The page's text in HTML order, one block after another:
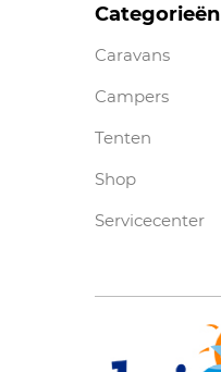
Categorieën
Caravans
Campers
Tenten
Shop
Servicecenter